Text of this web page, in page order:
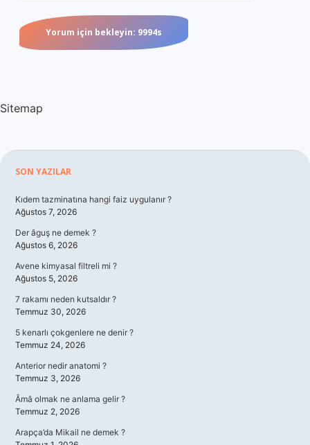
Sitemap
Sidebar
SON YAZILAR
Kıdem tazminatına hangi faiz uygulanır ?
Ağustos 7, 2026
Der âguş ne demek ?
Ağustos 6, 2026
Avene kimyasal filtreli mi ?
Ağustos 5, 2026
7 rakamı neden kutsaldır ?
Temmuz 30, 2026
5 kenarlı çokgenlere ne denir ?
Temmuz 24, 2026
Anterior nedir anatomi ?
Temmuz 3, 2026
Âmâ olmak ne anlama gelir ?
Temmuz 2, 2026
Arapça’da Mikail ne demek ?